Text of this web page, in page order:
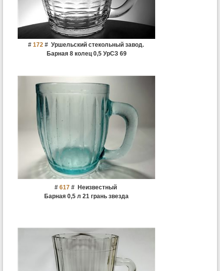
# 172# Уршельский стекольный завод.
Барная 8 колец 0,5 УрСЗ 69
# 617 # Неизвестный
Барная 0,5 л 21 грань звезда